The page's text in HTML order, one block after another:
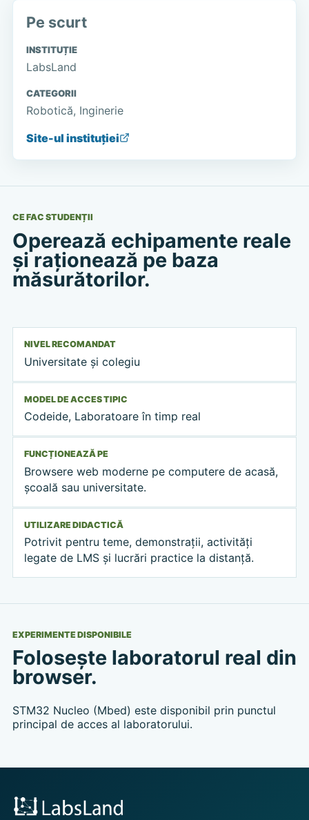
Pe scurt
INSTITUȚIE
LabsLand
CATEGORII
Robotică, Inginerie
Site-ul instituției
CE FAC STUDENȚII
Operează echipamente reale
și raționează pe baza
măsurătorilor.
NIVEL RECOMANDAT
Universitate și colegiu
MODEL DE ACCES TIPIC
Codeide, Laboratoare în timp real
FUNCȚIONEAZĂ PE
Browsere web moderne pe computere de acasă,
școală sau universitate.
UTILIZARE DIDACTICĂ
Potrivit pentru teme, demonstrații, activități
legate de LMS și lucrări practice la distanță.
EXPERIMENTE DISPONIBILE
Folosește laboratorul real din
browser.
STM32 Nucleo (Mbed) este disponibil prin punctul
principal de acces al laboratorului.